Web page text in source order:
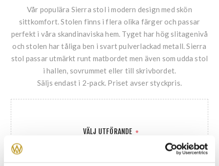
Vår populära Sierra stol i modern design med skön
sittkomfort. Stolen finns i flera olika färger och passar
perfekt i våra skandinaviska hem. Tyget har hög slitagenivå
och stolen har tåliga ben i svart pulverlackad metall. Sierra
stol passar utmärkt runt matbordet men även som udda stol
i hallen, sovrummet eller till skrivbordet.
Säljs endast i 2-pack. Priset avser styckpris.
VÄLJ UTFÖRANDE *